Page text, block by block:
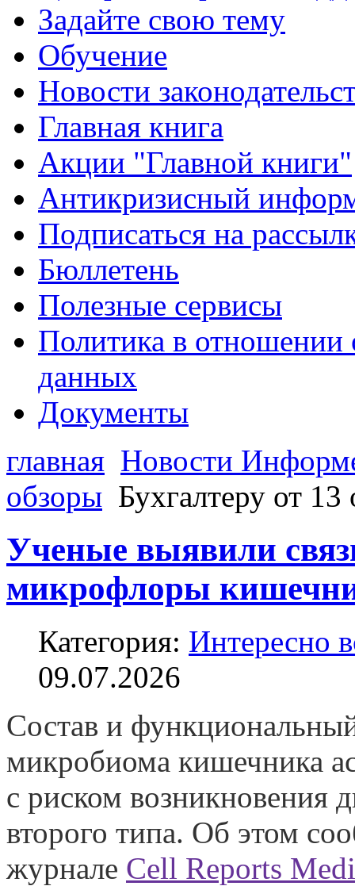
Задайте свою тему
Обучение
Новости
Главная книга
Акции "Главной книги"
Антикризисный
Подписаться на
Бюллетень
Полезные сервисы
Политика в отношении
данных
Документы
главная Новости
обзоры Бухгалтеру от 13
Ученые выявили
микрофлоры
Категория: Интересно
09.07.2026
Состав и
микробиома кишечника
с риском возникновения
второго типа. Об этом
журнале Cell Reports